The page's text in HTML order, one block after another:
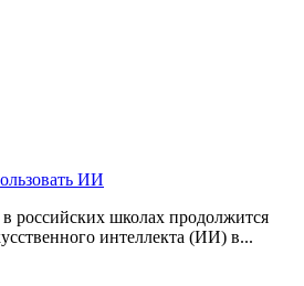
ИИ
российских школах продолжится
интеллекта (ИИ) в...